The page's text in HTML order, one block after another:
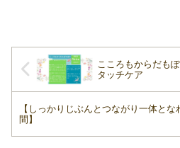
こころもからだも
タッチケア
【しっかりじぶんとつながり一体とな
間】